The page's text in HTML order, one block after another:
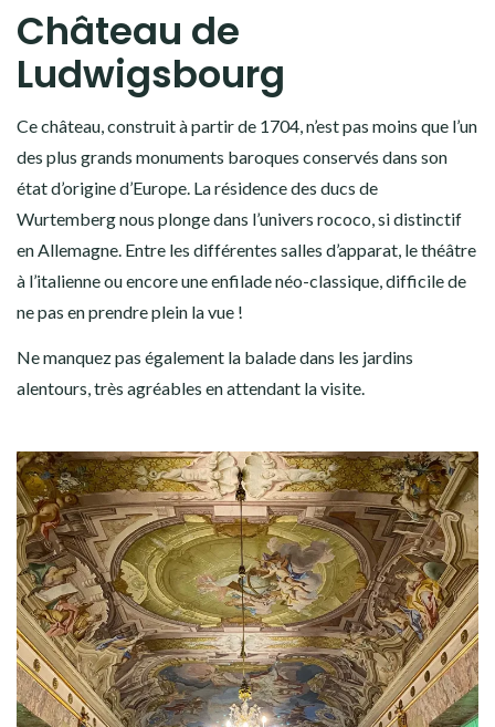
Château de
Ludwigsbourg
Ce château, construit à partir de 1704, n’est pas moins que l’un
des plus grands monuments baroques conservés dans son
état d’origine d’Europe. La résidence des ducs de
Wurtemberg nous plonge dans l’univers rococo, si distinctif
en Allemagne. Entre les différentes salles d’apparat, le théâtre
à l’italienne ou encore une enfilade néo-classique, difficile de
ne pas en prendre plein la vue !
Ne manquez pas également la balade dans les jardins
alentours, très agréables en attendant la visite.